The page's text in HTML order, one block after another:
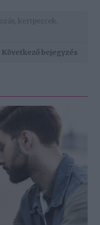
kertpercek
Következő bejegyzés